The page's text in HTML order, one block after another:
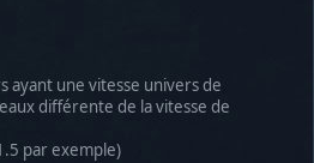
ayant une vitesse univers de
différente de la vitesse de
par exemple)